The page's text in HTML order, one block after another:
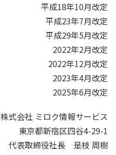
平成18年10月改定
平成23年7月改定
平成29年5月改定
2022年2月改定
2022年12月改定
2023年4月改定
2025年6月改定
株式会社 ミロク情報サービス
東京都新宿区四谷4-29-1
代表取締役社長 是枝 周樹